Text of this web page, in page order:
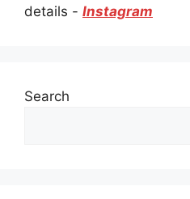
details - Instagram
Search